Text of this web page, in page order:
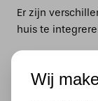
Er zijn
huis te
vuurtorens en
Wij